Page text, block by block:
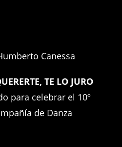
Canessa
TE LO JURO
para celebrar el 10º
de Danza